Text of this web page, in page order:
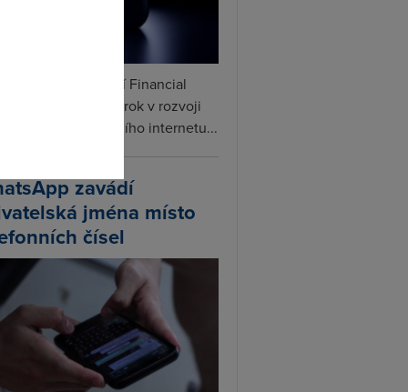
podle informací Financial
připravuje další krok v rozvoji
Vedle satelitního internetu...
zavádí
jména místo
čísel